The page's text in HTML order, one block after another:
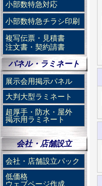
小部数特急対応
小部数特急チラシ印刷
複写伝票・見積書
注文書・契約請書
パネル・ラミネート
展示会用掲示パネル
大判大型ラミネート
超厚手・防水・屋外
掲示用ラミネート
会社・店舗設立
会社・店舗設立パック
低価格
ウェブページ作成